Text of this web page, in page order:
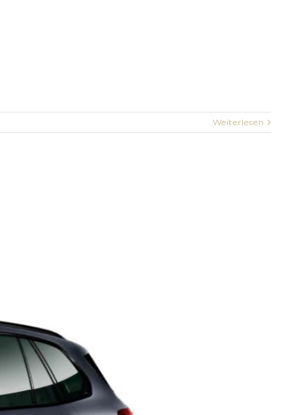
Weiterlesen